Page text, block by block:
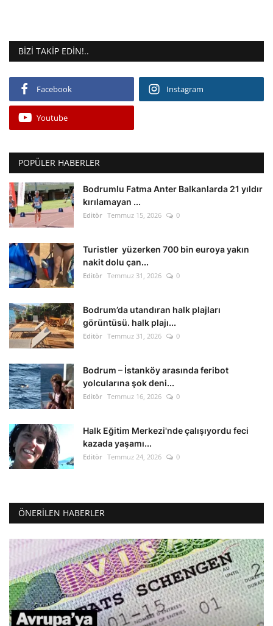
BIZI TAKIP EDIN!..
Facebook Instagram
Youtube
POPÜLER HABERLER
Bodrumlu Fatma Anter Balkanlarda 21 yıldır
kırılamayan ...
Editör Temmuz 15, 2026 0
Turistler yüzerken 700 bin euroya yakın
nakit dolu çan...
Editör Temmuz 31, 2026 0
Bodrum’da utandıran halk plajları
görüntüsü. halk plajı...
Editör Temmuz 31, 2026 0
Bodrum – İstanköy arasında feribot
yolcularına şok deni...
Editör Temmuz 16, 2026 0
Halk Eğitim Merkezi'nde çalışıyordu feci
kazada yaşamı...
Editör Temmuz 24, 2026 0
ÖNERILEN HABERLER